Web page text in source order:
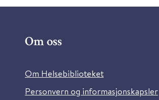
Om oss
Om Helsebiblioteket
Personvern og informasjonskapsler